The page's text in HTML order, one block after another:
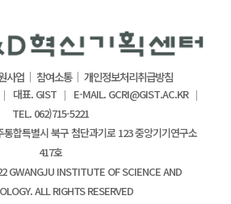
사업 참여소통 개인정보처리취급방침
대표. GIST
E-MAIL. GCRI@GIST.AC.KR
TEL. 062)715-5221
합특별시 북구 첨단과기로 123 중앙기기연구소
417호
GWANGJU INSTITUTE OF SCIENCE AND
ALL RIGHTS RESERVED